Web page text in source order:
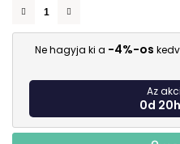
Ne hagyja ki a -4%-os
Az
0d 20h